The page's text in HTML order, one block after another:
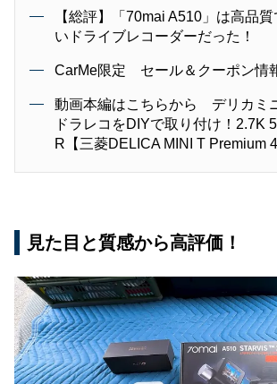
【総評】「70mai A510」は高品
いドライブレコーダーだった！
CarMe限定 セール＆クーポン情
動画本編はこちらから デリカミ
ドラレコをDIYで取り付け！2.7K
R【三菱DELICA MINI T Premium
見た目と質感から高評価！